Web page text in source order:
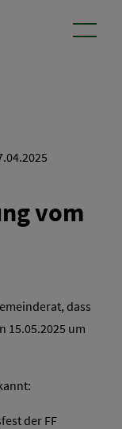
vom
dass
15.05.2025 um
der FF